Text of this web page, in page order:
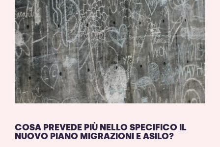
COSA PREVEDE PIÙ NELLO SPECIFICO IL
NUOVO PIANO MIGRAZIONI E ASILO?